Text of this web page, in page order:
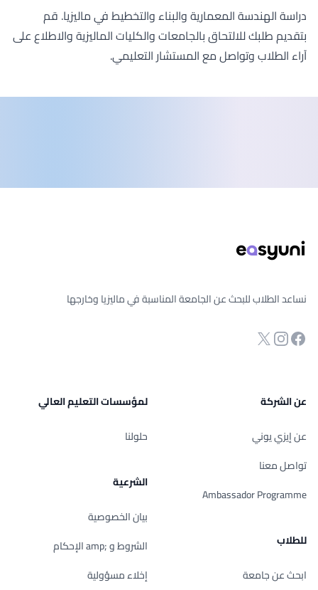
دراسة الهندسة المعمارية والبناء والتخطيط في ماليزيا. قم
بتقديم طلبك للالتحاق بالجامعات والكليات الماليزية والاطلاع على
آراء الطلاب وتواصل مع المستشار التعليمي.
نساعد الطلاب للبحث عن الجامعة المناسبة في ماليزيا وخارجها
صفحة الفيسبوك
انستجرام
Twitter
عن الشركة
عن إيزي يوني
تواصل معنا
Ambassador Programme
للطلاب
ابحث عن جامعة
لمؤسسات التعليم العالي
حلولنا
الشرعية
بيان الخصوصية
الشروط و ;amp الإحكام
إخلاء مسؤولية